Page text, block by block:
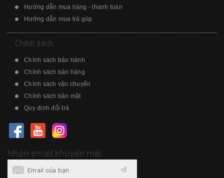
Hướng dẫn mua hàng - thanh toán
Hướng dẫn mua trả góp
Chính sách
Chính sách bảo hành
Chính sách bán hàng
Chính sách vận chuyển
Chính sách bảo mật
Quy định đổi trả
Nhận email khuyến mãi